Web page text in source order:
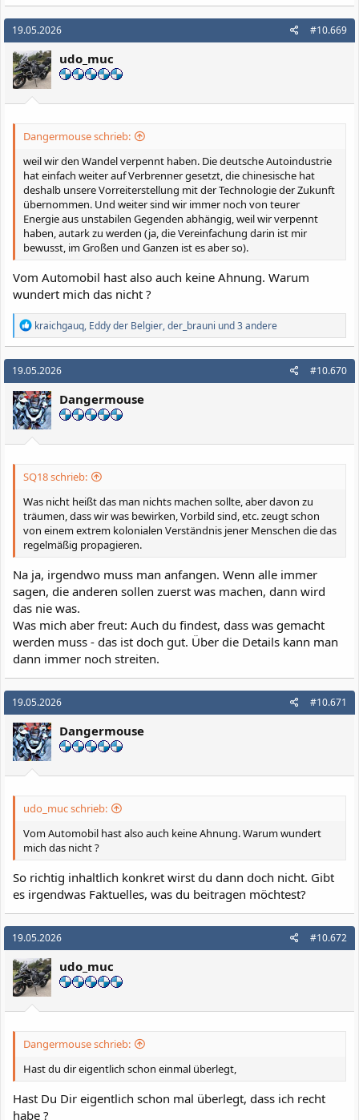
19.05.2026 #10.669
udo_muc
Dangermouse schrieb:
weil wir den Wandel verpennt haben. Die deutsche Autoindustrie
hat einfach weiter auf Verbrenner gesetzt, die chinesische hat
deshalb unsere Vorreiterstellung mit der Technologie der Zukunft
übernommen. Und weiter sind wir immer noch von teurer
Energie aus unstabilen Gegenden abhängig, weil wir verpennt
haben, autark zu werden (ja, die Vereinfachung darin ist mir
bewusst, im Großen und Ganzen ist es aber so).
Vom Automobil hast also auch keine Ahnung. Warum
wundert mich das nicht ?
R
e
a
k
t
i
o
n
e
n
kraichgauq, Eddy der Belgier,der_brauni und 3 andere
19.05.2026 #10.670
Dangermouse
SQ18 schrieb:
Was nicht heißt das man nichts machen sollte, aber davon zu
träumen, dass wir was bewirken, Vorbild sind, etc. zeugt schon
von einem extrem kolonialen Verständnis jener Menschen die das
regelmäßig propagieren.
Na ja, irgendwo muss man anfangen. Wenn alle immer
sagen, die anderen sollen zuerst was machen, dann wird
das nie was.
Was mich aber freut: Auch du findest, dass was gemacht
werden muss - das ist doch gut. Über die Details kann man
dann immer noch streiten.
19.05.2026 #10.671
Dangermouse
udo_muc schrieb:
Vom Automobil hast also auch keine Ahnung. Warum wundert
mich das nicht ?
So richtig inhaltlich konkret wirst du dann doch nicht. Gibt
es irgendwas Faktuelles, was du beitragen möchtest?
19.05.2026 #10.672
udo_muc
Dangermouse schrieb:
Hast du dir eigentlich schon einmal überlegt,
Hast Du Dir eigentlich schon mal überlegt, dass ich recht
habe ?